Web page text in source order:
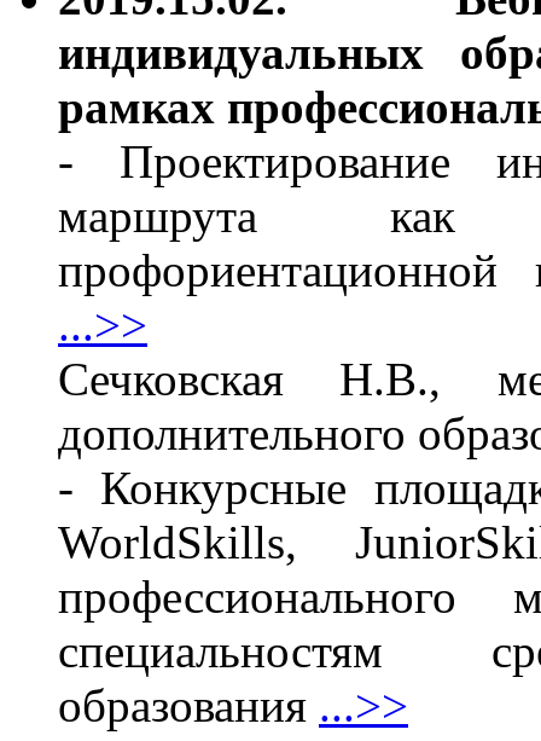
индивидуальных
рамках
- Проектирование
маршрута как
профориентационной
...>>
Сечковская Н.В.,
дополнительного
- Конкурсные
WorldSkills,
профессионального
специальностям
образования ...>>